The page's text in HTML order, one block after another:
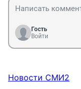
Гость
Войти
Новости СМИ2